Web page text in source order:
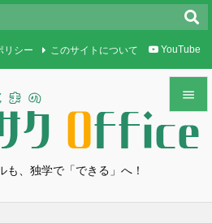
も、独学で「できる」へ！


メニュ
リシー このサイトについて YouTube